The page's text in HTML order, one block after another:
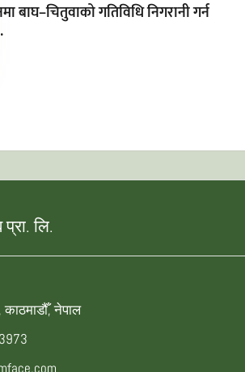
बाघ–चितुवाको गतिविधि निगरानी गर्न
लि.
नेपाल